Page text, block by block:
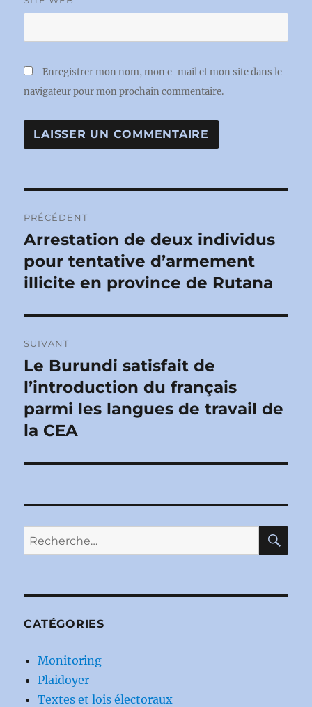
Enregistrer mon nom, mon e-mail et mon site dans le
navigateur pour mon prochain commentaire.
de
l’article
PRÉCÉDENT
Publication
précédente :
Arrestation de deux individus
pour tentative d’armement
illicite en province de Rutana
SUIVANT
Publication
suivante :
Le Burundi satisfait de
l’introduction du français
parmi les langues de travail de
la CEA
Recherche
pour :
CATÉGORIES
Monitoring
Plaidoyer
Textes et lois électoraux